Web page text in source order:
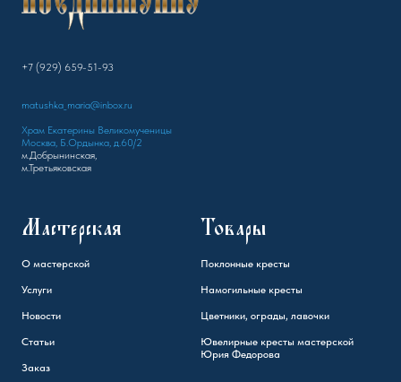
+7 (929) 659-51-93
matushka_maria@inbox.ru
Храм Екатерины Великомученицы
Москва, Б.Ордынка, д.60/2
м.Добрынинская,
м.Третьяковская
Мастерская
О мастерской
Услуги
Новости
Статьи
Заказ
Товары
Поклонные кресты
Намогильные кресты
Цветники, ограды, лавочки
Ювелирные кресты мастерской
Юрия Федорова